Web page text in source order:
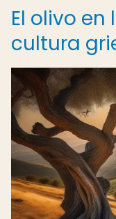
El olivo
cultura